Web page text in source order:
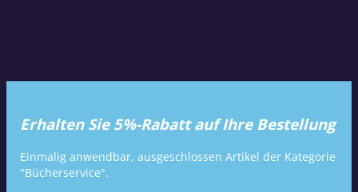
Erhalten Sie 5%-Rabatt auf Ihre Bestellung
Einmalig anwendbar, ausgeschlossen Artikel der Kategorie
"Bücherservice".